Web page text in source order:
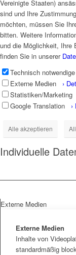
Vereinigte Staaten)
sind und Ihre
möchten, müssen Sie
bitten. Weitere
und die Möglichkeit, Ihre
finden Sie in unserer
Technisch
Externe Medien ›
Statistiken/Marketing
Google Translation
Alle akzeptieren
Individuelle
Externe Medien
Externe Medien
Inhalte von
standardmäßig